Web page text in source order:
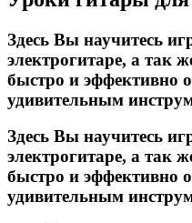
Здесь Вы научитесь
электрогитаре, а так
быстро и эффективно
удивительным
Здесь Вы научитесь
электрогитаре, а так
быстро и эффективно
удивительным